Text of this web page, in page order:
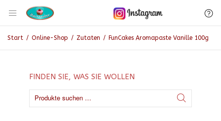
Start / Online-Shop / Zutaten / FunCakes Aromapaste Vanille 100g
FINDEN SIE, WAS SIE WOLLEN